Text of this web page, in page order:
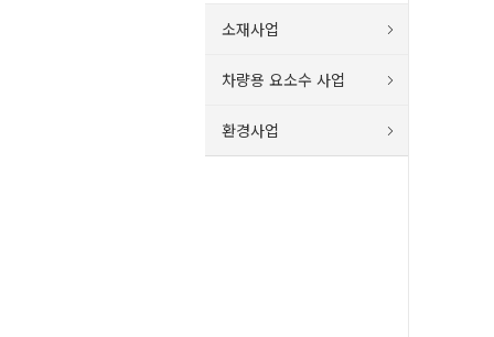
소재사업
차량용 요소수 사업
환경사업